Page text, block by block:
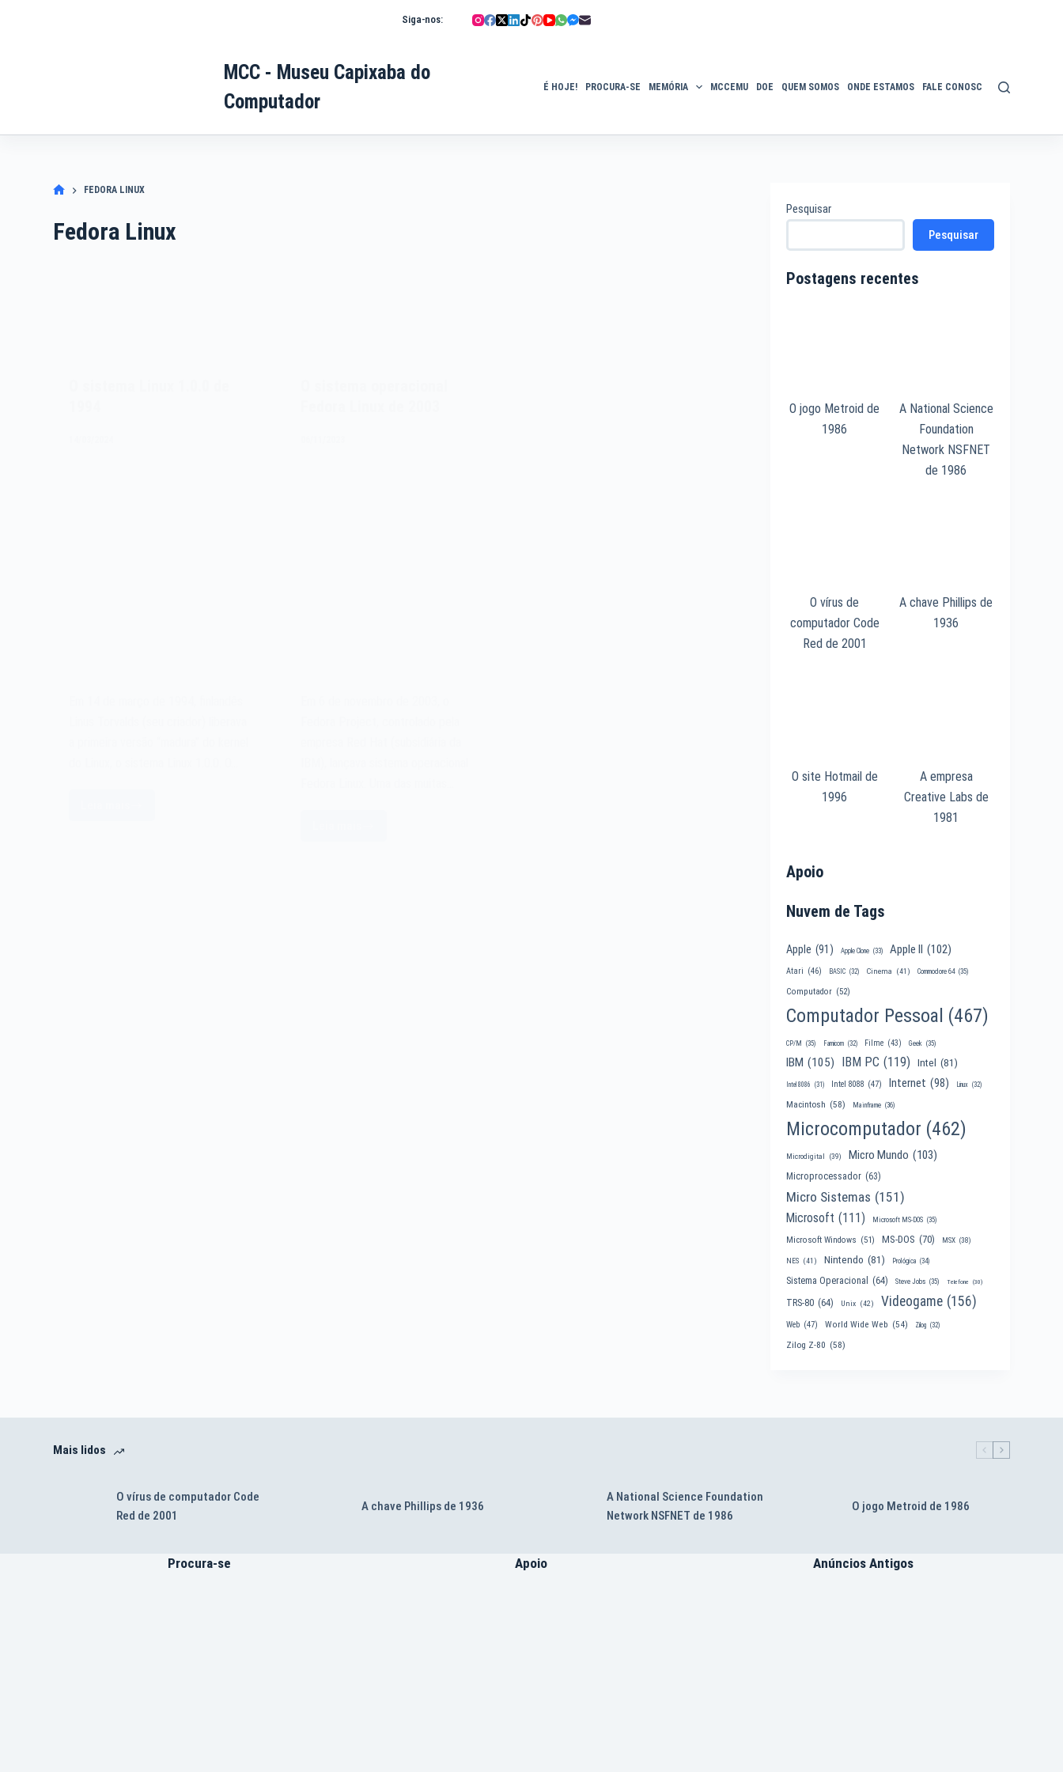
Siga-nos:
MCC - Museu Capixaba do
Computador
É HOJE! PROCURA-SE MEMÓRIA MCCEMU DOE QUEM SOMOS ONDE ESTAMOS FALE CONOSCO POLÍTICA DE
FEDORA LINUX
Fedora Linux
Pesquisar
Pesquisar
Postagens recentes
O jogo Metroid de
1986
A National Science
Foundation
Network NSFNET
de 1986
O vírus de
computador Code
Red de 2001
A chave Phillips de
1936
O site Hotmail de
1996
A empresa
Creative Labs de
1981
Apoio
Nuvem de Tags
Apple (91) Apple Clone (33) Apple II (102)
Atari (46) BASIC (32) Cinema (41) Commodore 64 (35)
Computador (52)
Computador Pessoal (467)
CP/M (35) Famicom (32) Filme (43) Geek (35)
IBM (105) IBM PC (119) Intel (81)
Intel 8086 (31) Intel 8088 (47) Internet (98) Linux (32)
Macintosh (58) Mainframe (36)
Microcomputador (462)
Microdigital (39) Micro Mundo (103)
Microprocessador (63)
Micro Sistemas (151)
Microsoft (111) Microsoft MS-DOS (35)
Microsoft Windows (51) MS-DOS (70) MSX (38)
NES (41) Nintendo (81) Prológica (34)
Sistema Operacional (64) Steve Jobs (35) Telefone (30)
TRS-80 (64) Unix (42) Videogame (156)
Web (47) World Wide Web (54) Zilog (32)
Zilog Z-80 (58)
Mais lidos
O vírus de computador Code
Red de 2001
A chave Phillips de 1936
A National Science Foundation
Network NSFNET de 1986
O jogo Metroid de 1986
Procura-se Apoio Anúncios Antigos